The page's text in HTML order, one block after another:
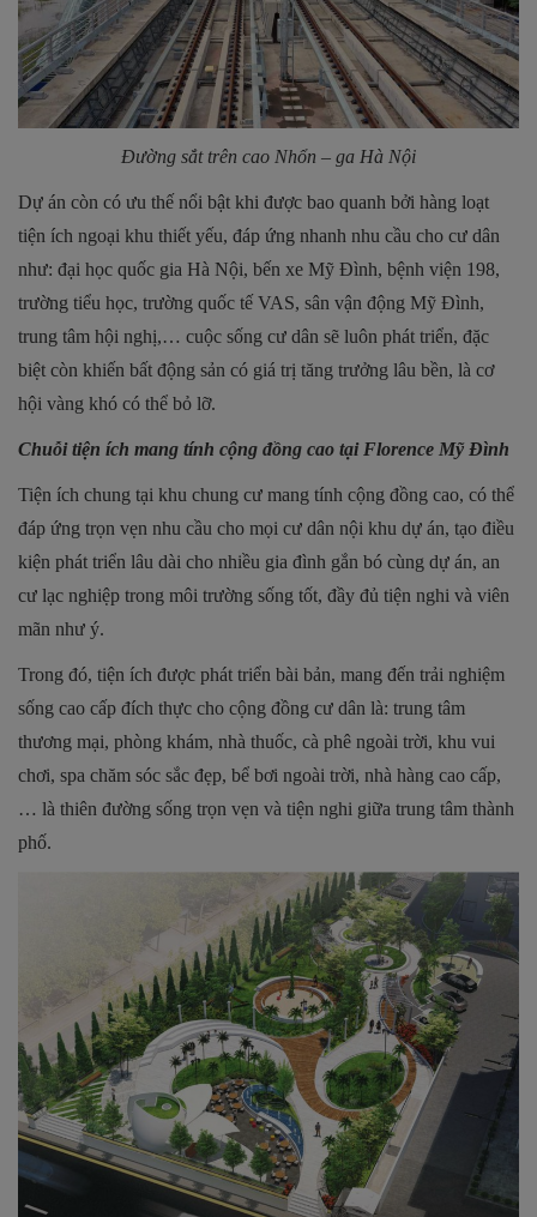
Đường sắt trên cao Nhổn – ga Hà Nội
Dự án còn có ưu thế nổi bật khi được bao quanh bởi hàng loạt
tiện ích ngoại khu thiết yếu, đáp ứng nhanh nhu cầu cho cư dân
như: đại học quốc gia Hà Nội, bến xe Mỹ Đình, bệnh viện 198,
trường tiểu học, trường quốc tế VAS, sân vận động Mỹ Đình,
trung tâm hội nghị,… cuộc sống cư dân sẽ luôn phát triển, đặc
biệt còn khiến bất động sản có giá trị tăng trưởng lâu bền, là cơ
hội vàng khó có thể bỏ lỡ.
Chuỗi tiện ích mang tính cộng đồng cao tại Florence Mỹ Đình
Tiện ích chung tại khu chung cư mang tính cộng đồng cao, có thể
đáp ứng trọn vẹn nhu cầu cho mọi cư dân nội khu dự án, tạo điều
kiện phát triển lâu dài cho nhiều gia đình gắn bó cùng dự án, an
cư lạc nghiệp trong môi trường sống tốt, đầy đủ tiện nghi và viên
mãn như ý.
Trong đó, tiện ích được phát triển bài bản, mang đến trải nghiệm
sống cao cấp đích thực cho cộng đồng cư dân là: trung tâm
thương mại, phòng khám, nhà thuốc, cà phê ngoài trời, khu vui
chơi, spa chăm sóc sắc đẹp, bể bơi ngoài trời, nhà hàng cao cấp,
… là thiên đường sống trọn vẹn và tiện nghi giữa trung tâm thành
phố.